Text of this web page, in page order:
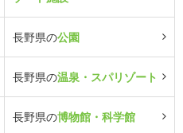
長野県の公園
長野県の温泉・スパリゾート
長野県の博物館・科学館